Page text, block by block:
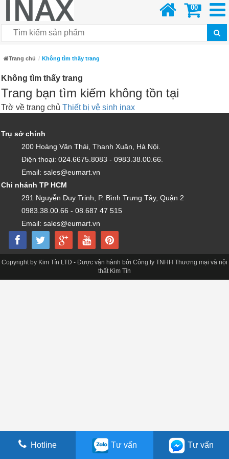
00
Trang chủ Không tìm thấy trang
Không tìm thấy trang
Trang bạn tìm kiếm không tồn tại
Trờ về trang chủ Thiết bị vệ sinh inax
Trụ sở chính
200 Hoàng Văn Thái, Thanh Xuân, Hà Nội.
Điện thoại: 024.6675.8083 - 0983.38.00.66.
Email: sales@eumart.vn
Chi nhánh TP HCM
291 Nguyễn Duy Trinh, P. Bình Trưng Tây, Quận 2
0983.38.00.66 - 08.687 47 515
Email: sales@eumart.vn
Hotline Tư vấn Tư vấn
Copyright by Kim Tín LTD - Được vận hành bởi Công ty TNHH Thương mại và nội
thất Kim Tín